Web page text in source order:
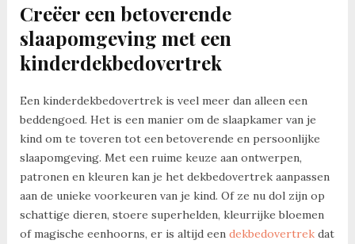
Creëer een betoverende
slaapomgeving met een
kinderdekbedovertrek
Een kinderdekbedovertrek is veel meer dan alleen een
beddengoed. Het is een manier om de slaapkamer van je
kind om te toveren tot een betoverende en persoonlijke
slaapomgeving. Met een ruime keuze aan ontwerpen,
patronen en kleuren kan je het dekbedovertrek aanpassen
aan de unieke voorkeuren van je kind. Of ze nu dol zijn op
schattige dieren, stoere superhelden, kleurrijke bloemen
of magische eenhoorns, er is altijd een dekbedovertrekdat